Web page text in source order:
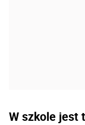
W szkole jest